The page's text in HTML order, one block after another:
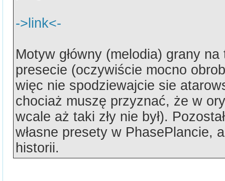
->link<-
Motyw główny (melodia) grany na
presecie (oczywiście mocno
więc nie spodziewajcie sie
chociaż muszę przyznać, że w
wcale aż taki zły nie był).
własne presety w PhasePlancie,
historii.